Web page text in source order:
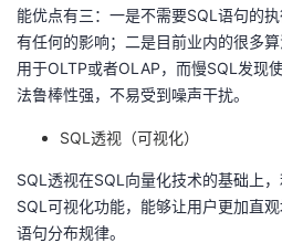
者
学
我
的
我
支
持
的
技
我
的
能优点有三：一是不需要SQL 语句的
有任何的影响；二是目前业内的很多
用于OLTP或者OLAP，而慢SQL 发现
法鲁棒性强，不易受到噪声干扰。
SQL透视（可视化）
SQL透视在SQL 向量化技术的基础上
SQL 可视化功能，能够让用户更加直
语句分布规律。